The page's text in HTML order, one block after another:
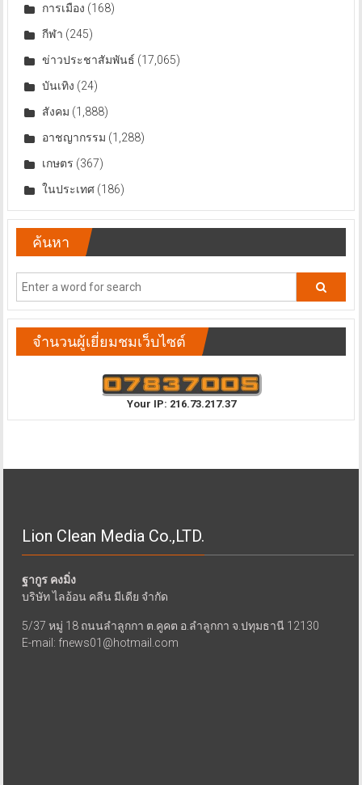
การเมือง (168)
กีฬา (245)
ข่าวประชาสัมพันธ์ (17,065)
บันเทิง (24)
สังคม (1,888)
อาชญากรรม (1,288)
เกษตร (367)
ในประเทศ(186)
ค้นหา
จำนวนผู้เยี่ยมชมเว็บไซต์
Your IP: 216.73.217.37
Lion Clean Media Co.,LTD.
ฐากูร คงมิ่ง
บริษัท ไลอ้อน คลีน มีเดีย จำกัด
5/37 หมู่ 18 ถนนลำลูกกา ต.คูคต อ.ลำลูกกา จ.ปทุมธานี 12130
E-mail: fnews01@hotmail.com